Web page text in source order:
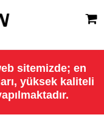
sitemizde; en
yüksek kaliteli